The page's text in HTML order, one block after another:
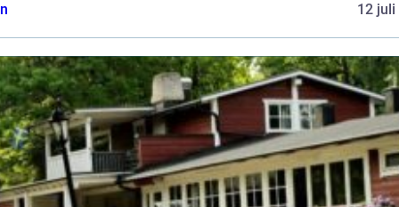
12 juli